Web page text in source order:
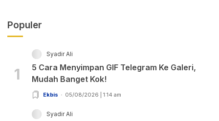
Populer
1
Syadir Ali
5 Cara Menyimpan GIF Telegram Ke Galeri,
Mudah Banget Kok!
Ekbis 05/08/2026 | 1:14 am
Syadir Ali